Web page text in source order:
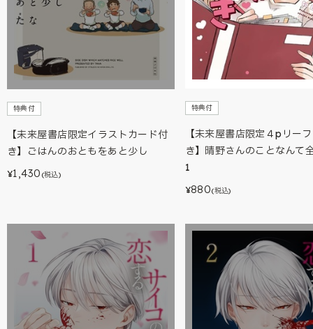
特典付
【未来屋書店限定イラストカード付
き】ごはんのおともをあと少し
¥1,430 (税込)
特典付
【未来屋書店限定４pリー
き】晴野さんのことなんて
1
¥880(税込)